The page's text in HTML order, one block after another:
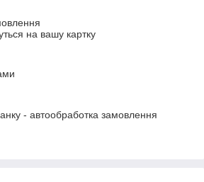
на вашу картку
- автообработка замовлення